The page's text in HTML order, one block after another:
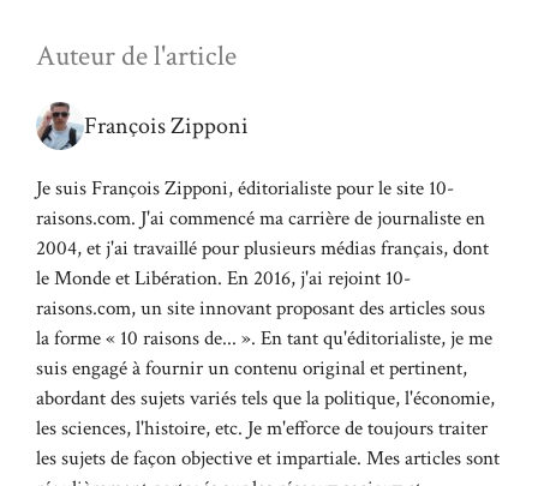
Auteur de l'article
François Zipponi
Je suis François Zipponi, éditorialiste pour le site 10-
raisons.com. J'ai commencé ma carrière de journaliste en
2004, et j'ai travaillé pour plusieurs médias français, dont
le Monde et Libération. En 2016, j'ai rejoint 10-
raisons.com, un site innovant proposant des articles sous
la forme « 10 raisons de... ». En tant qu'éditorialiste, je me
suis engagé à fournir un contenu original et pertinent,
abordant des sujets variés tels que la politique, l'économie,
les sciences, l'histoire, etc. Je m'efforce de toujours traiter
les sujets de façon objective et impartiale. Mes articles sont